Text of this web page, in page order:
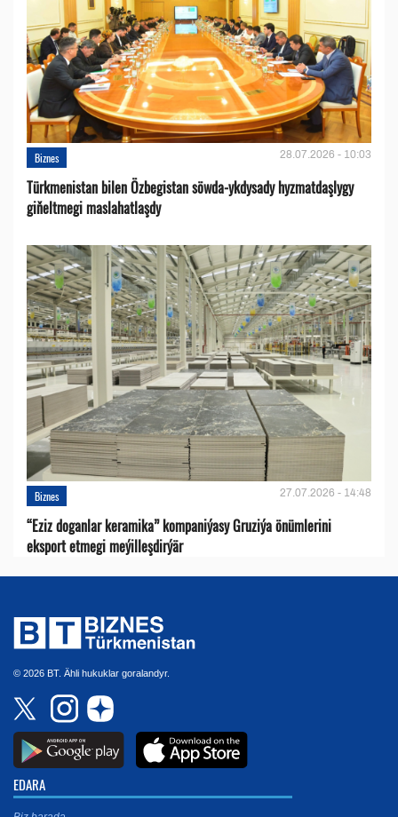
Biznes 28.07.2026 - 10:03
Türkmenistan bilen Özbegistan söwda-ykdysady hyzmatdaşlygy
giňeltmegi maslahatlaşdy
Biznes 27.07.2026 - 14:48
“Eziz doganlar keramika” kompaniýasy Gruziýa önümlerini
eksport etmegi meýilleşdirýär
© 2026 BT. Ähli hukuklar goralandyr.
EDARA